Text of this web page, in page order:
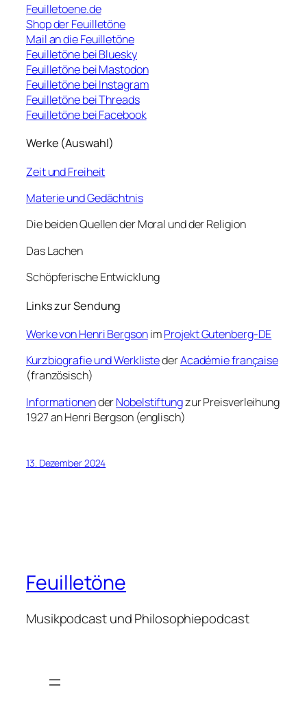
Feuilletoene.de
Shop der Feuilletöne
Mail an die Feuilletöne
Feuilletöne bei Bluesky
Feuilletöne bei Mastodon
Feuilletöne bei Instagram
Feuilletöne bei Threads
Feuilletöne bei Facebook
Werke (Auswahl)
Zeit und Freiheit
Materie und Gedächtnis
Die beiden Quellen der Moral und der Religion
Das Lachen
Schöpferische Entwicklung
Links zur Sendung
Werke von Henri BergsonimProjekt Gutenberg-DE
Kurzbiografie und WerklistederAcadémie française
(französisch)
InformationenderNobelstiftungzur Preisverleihung
1927 an Henri Bergson (englisch)
13. Dezember 2024
Feuilletöne
Musikpodcast und Philosophiepodcast